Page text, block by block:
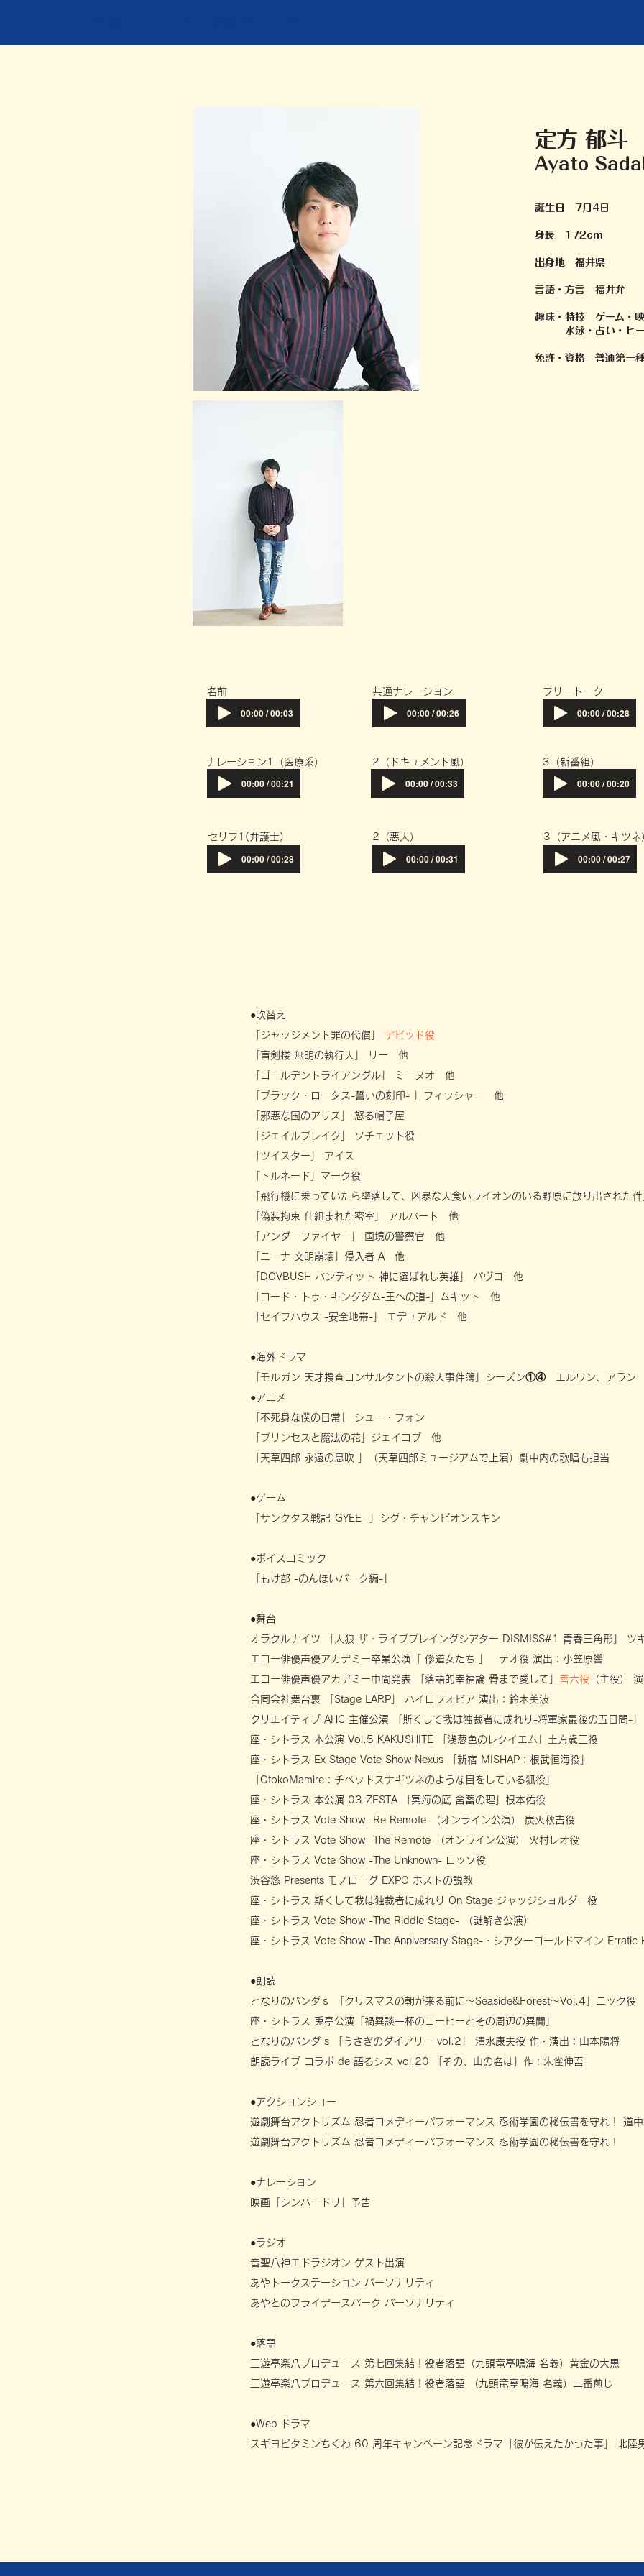
定方 郁斗
Ayato
誕生日 7月4日
身長 172cm
出身地 福井県
言語・方言 福井弁
趣味・特技 ゲーム・
水泳・占い・ヒー
免許・資格 普通第一
​名前
00:00 / 00:03
​ナレーション1（医療系）
00:00 / 00:21
​セリフ1(弁護士)
00:00 / 00:28
共通ナレーション
00:00 / 00:26
​2（ドキュメント風）
00:00 / 00:33
2（悪人）
00:00 / 00:31
フリートーク
00:00 / 00:28
​3（新番組）
00:00 / 00:20
​3（アニメ風・キツネ
00:00 / 00:27
●吹替え
「ジャッジメント罪の代償」 デビッド役
「盲剣楼 無明の執行人」 リー 他
「ゴールデントライアングル」 ミーヌオ 他
「ブラック・ロータス-誓いの刻印- 」フィッシャー 他
「邪悪な国のアリス」 怒る帽子屋
「ジェイルブレイク」 ソチェット役
「ツイスター」 アイス
「トルネード」マーク役
「飛行機に乗っていたら墜落して、凶暴な人食いライオンのいる野原に放り出された
「偽装拘束 仕組まれた密室」 アルバート 他
「アンダーファイヤー」 国境の警察官 他
「ニーナ 文明崩壊」侵入者 A 他
「DOVBUSH バンディット 神に選ばれし英雄」 パヴロ 他
「ロード・トゥ・キングダム-王への道-」ムキット 他
「セイフハウス -安全地帯-」 エデュアルド 他
●海外ドラマ
「モルガン 天才捜査コンサルタントの殺人事件簿」シーズン①④ エルワン、アラ
●アニメ
「不死身な僕の日常」 シュー・フォン
「プリンセスと魔法の花」ジェイコブ 他
「天草四郎 永遠の息吹 」（天草四郎ミュージアムで上演）劇中内の歌唱も担当
●ゲーム
「サンクタス戦記-GYEE- 」シグ・チャンピオンスキン
●ボイスコミック
「もけ部 -のんほいパーク編-」
●舞台
オラクルナイツ 「人狼 ザ・ライブプレイングシアター DISMISS#1 青春三角形」 ツ
エコー俳優声優アカデミー卒業公演「 修道女たち 」 テオ役 演出：小笠原響
エコー俳優声優アカデミー中間発表 「落語的幸福論 骨まで愛して」 善六役 （主役）
合同会社舞台裏 「Stage LARP」 ハイロフォビア 演出：鈴木美波
クリエイティブ AHC 主催公演 「斯くして我は独裁者に成れり-将軍家最後の五日間-
座・シトラス 本公演 Vol.5 KAKUSHITE 「浅葱色のレクイエム」土方歳三役
座・シトラス Ex Stage Vote Show Nexus 「新宿 MISHAP：根武恒海役」
「OtokoMamire：チベットスナギツネのような目をしている狐役」
座・シトラス 本公演 03 ZESTA 「冥海の底 含蓄の理」根本佑役
座・シトラス Vote Show -Re Remote-（オンライン公演） 炭火秋吉役
座・シトラス Vote Show -The Remote-（オンライン公演） 火村レオ役
座・シトラス Vote Show -The Unknown- ロッソ役
渋谷悠 Presents モノローグ EXPO ホストの説教
座・シトラス 斯くして我は独裁者に成れり On Stage ジャッジショルダー役
座・シトラス Vote Show -The Riddle Stage- （謎解き公演）
座・シトラス Vote Show -The Anniversary Stage-・シアターゴールドマイン Erratic
●朗読
となりのパンダｓ 「クリスマスの朝が来る前に～Seaside&Forest～Vol.4」ニック
座・シトラス 兎亭公演「禍異談一杯のコーヒーとその周辺の異聞」
となりのパンダ s 「うさぎのダイアリー vol.2」 清水康夫役 作・演出：山本陽将
朗読ライブ コラボ de 語るシス vol.20 「その、山の名は」作：朱雀伸吾
●アクションショー
遊劇舞台アクトリズム 忍者コメディーパフォーマンス 忍術学園の秘伝書を守れ！ 道
遊劇舞台アクトリズム 忍者コメディーパフォーマンス 忍術学園の秘伝書を守れ！
​●ナレーション
映画「シンハードリ」予告
●ラジオ
音聖八神エドラジオン ゲスト出演
あやトークステーション パーソナリティ
あやとのフライデースパーク パーソナリティ
●落語
三遊亭楽八プロデュース 第七回集結！役者落語（九頭竜亭鳴海 名義）黄金の大黒
三遊亭楽八プロデュース 第六回集結！役者落語 （九頭竜亭鳴海 名義）二番煎じ
●Web ドラマ
スギヨビタミンちくわ 60 周年キャンペーン記念ドラマ「彼が伝えたかった事」 北陸